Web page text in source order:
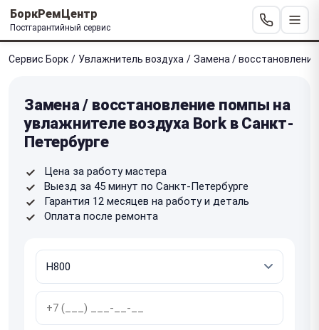
БоркРемЦентр
Постгарантийный сервис
Сервис Борк / Увлажнитель воздуха / Замена /
Замена / восстановление помпы на
увлажнителе воздуха Bork в Санкт-
Петербурге
Цена за работу мастера
Выезд за 45 минут по Санкт-Петербурге
Гарантия 12 месяцев на работу и деталь
Оплата после ремонта